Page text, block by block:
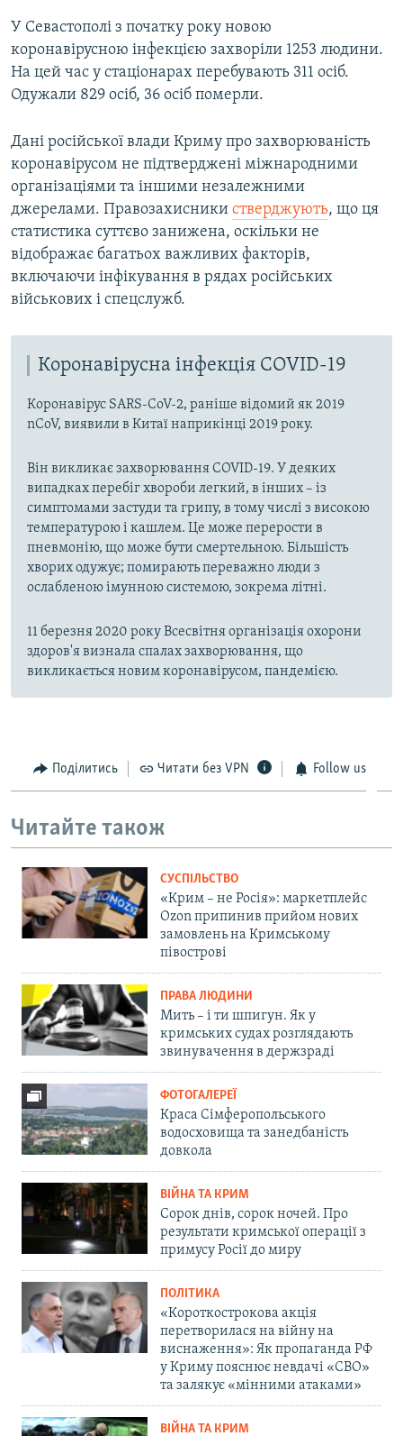
У Севастополі з початку року новою
коронавірусною інфекцією захворіли 1253 людини.
На цей час у стаціонарах перебувають 311 осіб.
Одужали 829 осіб, 36 осіб померли.
Дані російської влади Криму про захворюваність
коронавірусом не підтверджені міжнародними
організаціями та іншими незалежними
джерелами. Правозахисники стверджують, що ця
статистика суттєво занижена, оскільки не
відображає багатьох важливих факторів,
включаючи інфікування в рядах російських
військових і спецслужб.
Коронавірусна інфекція COVID-19
Коронавірус SARS-CoV-2, раніше відомий як 2019
nCoV, виявили в Китаї наприкінці 2019 року.
Він викликає захворювання COVID-19. У деяких
випадках перебіг хвороби легкий, в інших – із
симптомами застуди та грипу, в тому числі з високою
температурою і кашлем. Це може перерости в
пневмонію, що може бути смертельною. Більшість
хворих одужує; помирають переважно люди з
ослабленою імунною системою, зокрема літні.
11 березня 2020 року Всесвітня організація охорони
здоров'я визнала спалах захворювання, що
викликається новим коронавірусом, пандемією.
Поділитись Читати без VPN Follow us
Читайте також
СУСПІЛЬСТВО
«Крим – не Росія»: маркетплейс
Ozon припинив прийом нових
замовлень на Кримському
півострові
ПРАВА ЛЮДИНИ
Мить – і ти шпигун. Як у
кримських судах розглядають
звинувачення в держзраді
ФОТОГАЛЕРЕЇ
Краса Сімферопольського
водосховища та занедбаність
довкола
ВІЙНА ТА КРИМ
Сорок днів, сорок ночей. Про
результати кримської операції з
примусу Росії до миру
ПОЛІТИКА
«Короткострокова акція
перетворилася на війну на
виснаження»: Як пропаганда РФ
у Криму пояснює невдачі «СВО»
та залякує «мінними атаками»
ВІЙНА ТА КРИМ